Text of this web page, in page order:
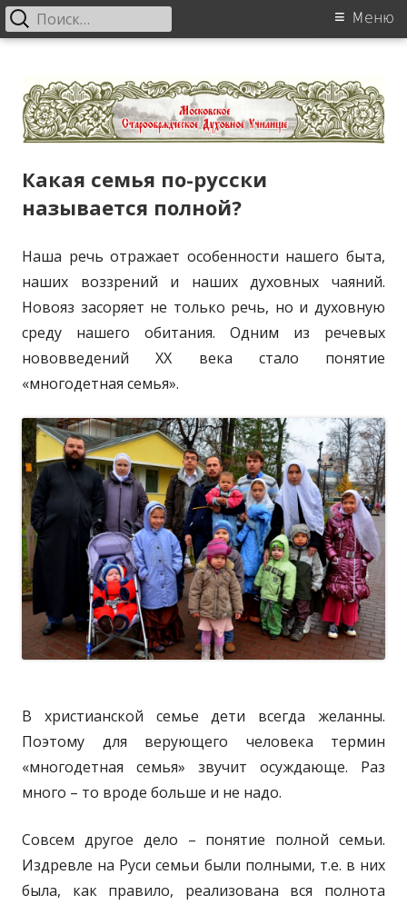
содержанию духовное училище
Основное
Меню
Найти:
Какая семья по-русски
называется полной?
Наша речь отражает особенности нашего быта,
наших воззрений и наших духовных чаяний.
Новояз засоряет не только речь, но и духовную
среду нашего обитания. Одним из речевых
нововведений XX века стало понятие
«многодетная семья».
В христианской семье дети всегда желанны.
Поэтому для верующего человека термин
«многодетная семья» звучит осуждающе. Раз
много – то вроде больше и не надо.
Совсем другое дело – понятие полной семьи.
Издревле на Руси семьи были полными, т.е. в них
была, как правило, реализована вся полнота